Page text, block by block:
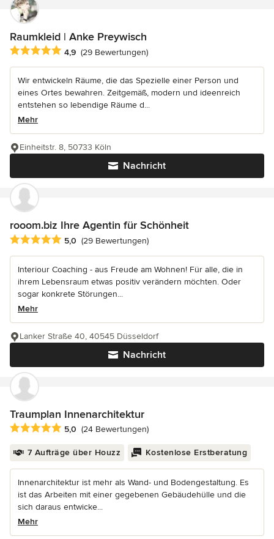
Raumkleid | Anke Preywisch
Durchschnittliche Bewertung: 4.9 von 5 Sternen
4,9 (29 Bewertungen)
Wir entwickeln Räume, die das Spezielle einer Person und
eines Ortes bewahren. Zeitgemäß, modern und ideenreich
entstehen so lebendige Räume d...
Mehr
Nachricht
Einheitstr. 8, 50733 Köln
rooom.biz Ihre Agentin für Schönheit
Durchschnittliche Bewertung: 5 von 5 Sternen
5,0 (29 Bewertungen)
Interiour Coaching - aus Freude am Wohnen! Für alle, die in
ihrem Lebensraum etwas positiv verändern möchten. Oder
sogar konkrete Störungen...
Mehr
Nachricht
Lanker Straße 40, 40545 Düsseldorf
Traumplan Innenarchitektur
Durchschnittliche Bewertung: 5 von 5 Sternen
5,0 (24 Bewertungen)
7 Aufträge über Houzz Kostenlose Erstberatung
Innenarchitektur ist mehr als Wand- und Bodengestaltung. Es
ist das Arbeiten mit einer gegebenen Gebäudehülle und die
sich daraus entwicke...
Mehr